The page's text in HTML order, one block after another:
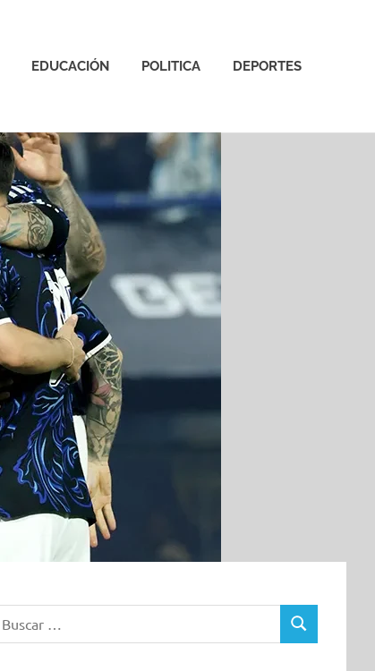
EDUCACIÓN POLITICA DEPORTES
BUSCAR